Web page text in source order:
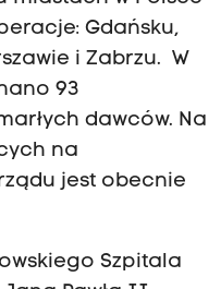
Gdańsku,
i Zabrzu. W
93
dawców. Na
na
jest obecnie
Szpitala